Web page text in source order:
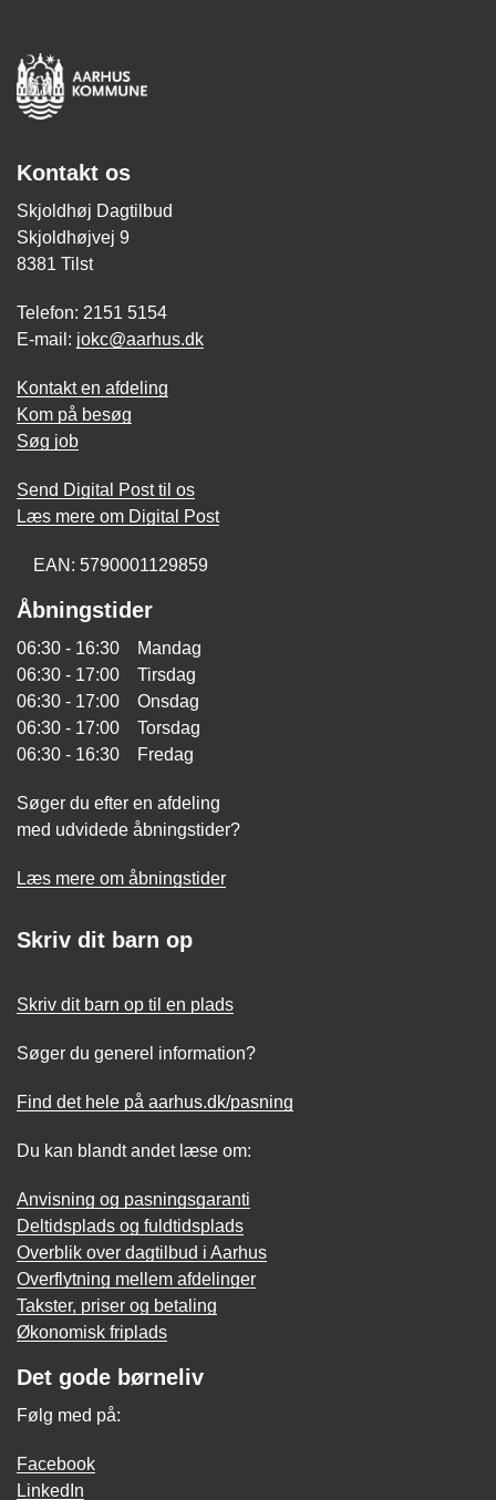
Kontakt os
Skjoldhøj Dagtilbud
Skjoldhøjvej 9
8381 Tilst
Telefon: 2151 5154
E-mail: jokc@aarhus.dk
Kontakt en afdeling
Kom på besøg
Søg job
Send Digital Post til os
Læs mere om Digital Post
EAN: 5790001129859
Åbningstider
06:30 - 16:30 Mandag
06:30 - 17:00 Tirsdag
06:30 - 17:00 Onsdag
06:30 - 17:00 Torsdag
06:30 - 16:30 Fredag
Søger du efter en afdeling
med udvidede åbningstider?
Læs mere om åbningstider
Skriv dit barn op
Skriv dit barn op til en plads
Søger du generel information?
Find det hele på aarhus.dk/pasning
Du kan blandt andet læse om:
Anvisning og pasningsgaranti
Deltidsplads og fuldtidsplads
Overblik over dagtilbud i Aarhus
Overflytning mellem afdelinger
Takster, priser og betaling
Økonomisk friplads
Det gode børneliv
Følg med på:
Facebook
LinkedIn